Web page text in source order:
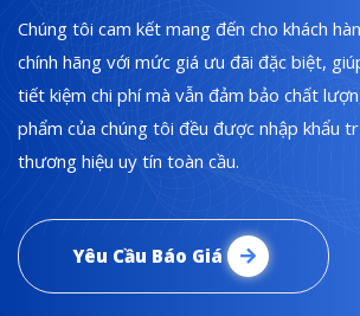
Chúng tôi cam kết mang đến cho khách
chính hãng với mức giá ưu đãi đặc biệt,
tiết kiệm chi phí mà vẫn đảm bảo chất
phẩm của chúng tôi đều được nhập khẩu
thương hiệu uy tín toàn cầu.
Yêu Cầu Báo Giá